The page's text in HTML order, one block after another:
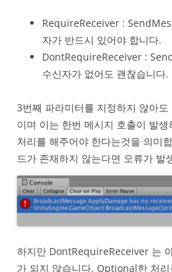
RequireReceiver :
자가 반드시 있어야 합니다.
DontRequireReceiver :
수신자가 없어도 괜찮습니다.
3번째 파라미터를 지정하지 않아
이며 이는 한번 메시지 호출이 발
처리를 해주어야 한다는것을 의미
드가 존재하지 않는다면 오류가 발
하지만 DontRequireReceiver 는
가 되지 않습니다. Optional한 처